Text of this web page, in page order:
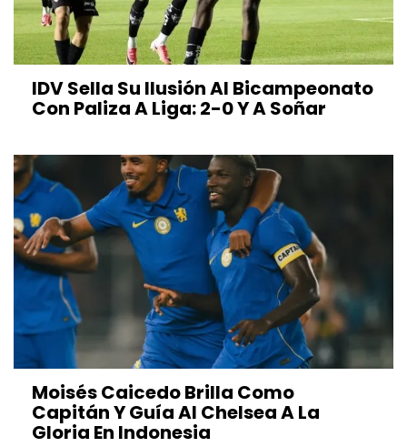
IDV Sella Su Ilusión Al Bicampeonato
Con Paliza A Liga: 2-0 Y A Soñar
Moisés Caicedo Brilla Como
Capitán Y Guía Al Chelsea A La
Gloria En Indonesia